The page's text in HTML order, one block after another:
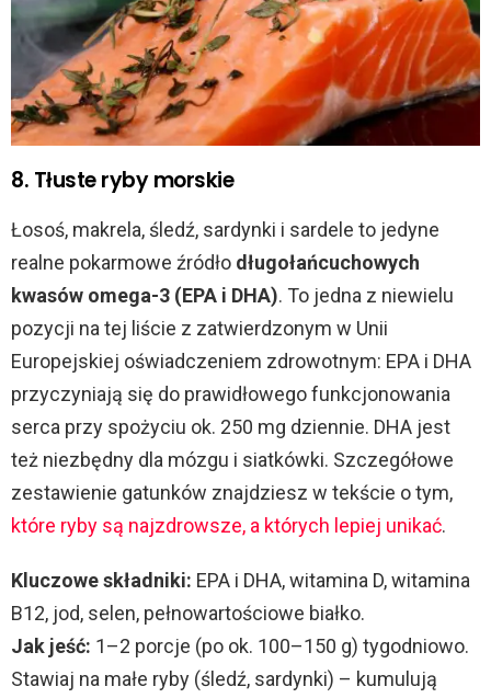
8. Tłuste ryby morskie
Łosoś, makrela, śledź, sardynki i sardele to jedyne
realne pokarmowe źródło długołańcuchowych
kwasów omega-3 (EPA i DHA). To jedna z niewielu
pozycji na tej liście z zatwierdzonym w Unii
Europejskiej oświadczeniem zdrowotnym: EPA i DHA
przyczyniają się do prawidłowego funkcjonowania
serca przy spożyciu ok. 250 mg dziennie. DHA jest
też niezbędny dla mózgu i siatkówki. Szczegółowe
zestawienie gatunków znajdziesz w tekście o tym,
które ryby są najzdrowsze, a których lepiej unikać.
Kluczowe składniki: EPA i DHA, witamina D, witamina
B12, jod, selen, pełnowartościowe białko.
Jak jeść: 1–2 porcje (po ok. 100–150 g) tygodniowo.
Stawiaj na małe ryby (śledź, sardynki) – kumulują